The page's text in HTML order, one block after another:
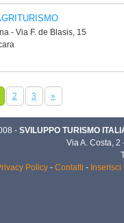
- Via F. de Blasis, 15
2 3 »
- SVILUPPO TURISMO
Via A. Costa,
Policy - Contatti -